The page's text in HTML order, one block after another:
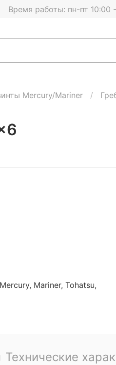
Время работы: пн-пт 10:00
Mercury/Mariner
Mariner, Tohatsu,
Технические